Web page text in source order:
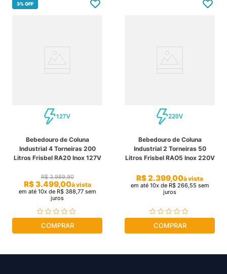
3%OFF
Bebedouro de Coluna
Industrial 4 Torneiras 200
Litros Frisbel RA20 Inox 127V
R$ 3.989,90
R$3.499,00à vista
em até 10x de R$ 388,77sem
juros
COMPRAR
Bebedouro de Coluna
Industrial 2 Torneiras 50
Litros Frisbel RAO5 Inox 220V
R$2.399,00à vista
em até 10x de R$ 266,55 sem
juros
COMPRAR